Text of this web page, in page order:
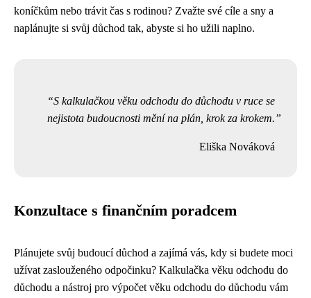
koníčkům nebo trávit čas s rodinou? Zvažte své cíle a sny a
naplánujte si svůj důchod tak, abyste si ho užili naplno.
S kalkulačkou věku odchodu do důchodu v ruce se
nejistota budoucnosti mění na plán, krok za krokem.
Eliška Nováková
Konzultace s finančním poradcem
Plánujete svůj budoucí důchod a zajímá vás, kdy si budete moci
užívat zaslouženého odpočinku? Kalkulačka věku odchodu do
důchodu a nástroj pro výpočet věku odchodu do důchodu vám